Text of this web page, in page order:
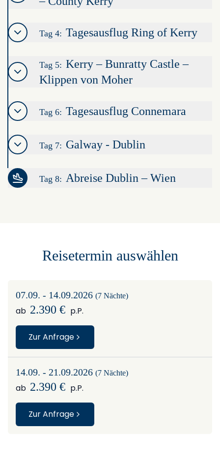
Tag 4: Tagesausflug Ring of Kerry
Tag 5: Kerry – Bunratty Castle –
Klippen von Moher
Tag 6: Tagesausflug Connemara
Tag 7: Galway - Dublin
Tag 8: Abreise Dublin – Wien
Reisetermin auswählen
07.09. - 14.09.2026 (7 Nächte)
ab 2.390 € p.P.
Zur Anfrage
14.09. - 21.09.2026 (7 Nächte)
ab 2.390 € p.P.
Zur Anfrage